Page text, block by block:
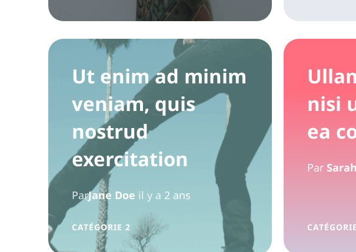
Ut enim ad minim
veniam, quis
nostrud
exercitation
ParJane Doe il y a 2 ans
CATÉGORIE 2
nisi
ea
Par